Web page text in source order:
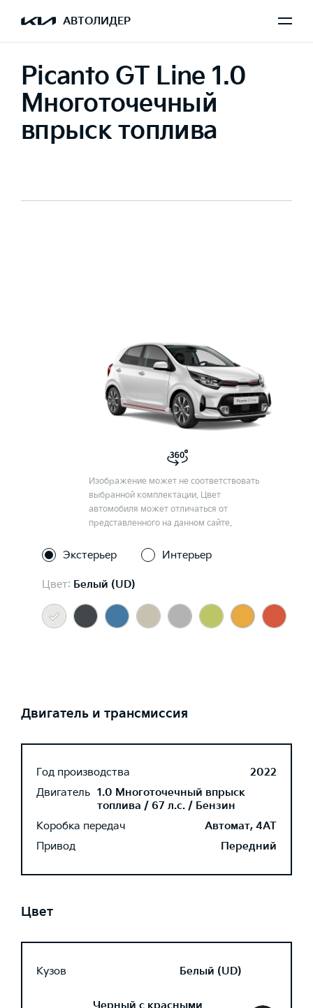
АВТОЛИДЕР
Picanto GT Line 1.0
Многоточечный
впрыск топлива
Изображение может не соответствовать
выбранной комплектации. Цвет
автомобиля может отличаться от
представленного на данном сайте.
Экстерьер Интерьер
Цвет: Белый (UD)
Двигатель и трансмиссия
Год производства
2022
Двигатель 1.0 Многоточечный впрыск
топлива / 67 л.с. / Бензин
Коробка передач
Автомат, 4AT
Привод
Передний
Цвет
Кузов Белый (UD)